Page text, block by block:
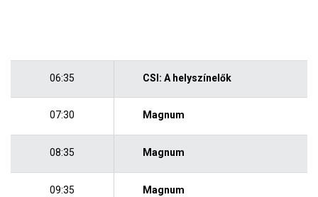
06:35 CSI: A helyszínelők
07:30 Magnum
08:35 Magnum
09:35 Magnum